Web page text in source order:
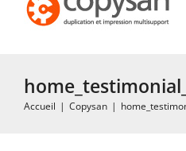
Accueil | Copysan |